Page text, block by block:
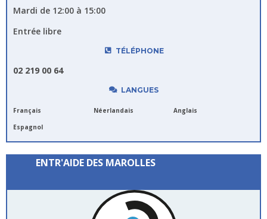
Mardi de 12:00 à 15:00
Entrée libre
TÉLÉPHONE
02 219 00 64
LANGUES
Français Néerlandais
Anglais
Espagnol
ENTR'AIDE DES MAROLLES